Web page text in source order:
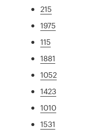
215
1975
115
1881
1052
1423
1010
1531